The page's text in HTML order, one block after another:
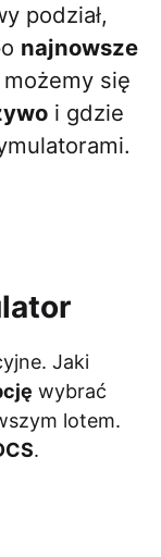
podział,
najnowsze
się
i gdzie
Jaki
wybrać
lotem.
.